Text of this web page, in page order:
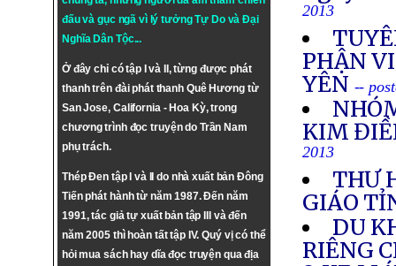
đấu và gục ngã vì lý tưởngTự DovàĐại
Nghĩa Dân Tộc...
Ở đây chỉ có tập I và II, từng được phát
thanh trên đài phát thanh Quê Hương từ
San Jose, California - Hoa Kỳ, trong
chương trình đọc truyện do Trần Nam
phụ trách.
Thép Đen tập I và II do nhà xuất bản Đông
Tiến phát hành từ năm 1987. Đến năm
1991, tác giả tự xuất bản tập III và đến
năm 2005 thì hoàn tất tập IV. Quý vị có thể
hỏi mua sách hay dĩa đọc truyện qua địa
2013
PHẬN
YÊN --
KIM
2013
THƯ
GIÁO
DU
RIÊNG